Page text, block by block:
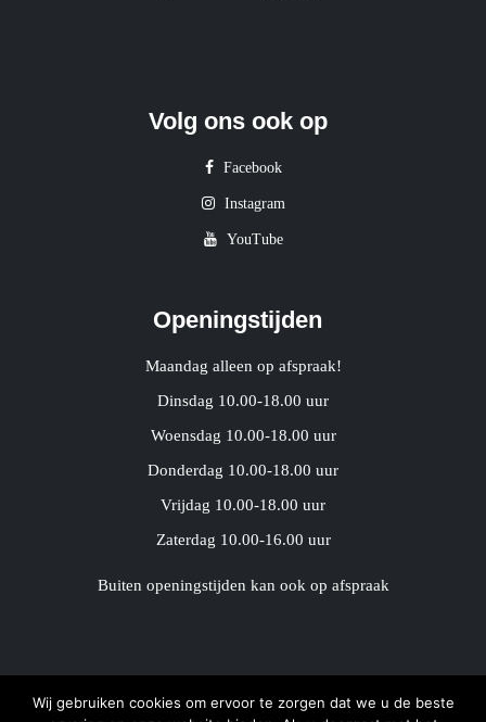
Volg ons ook op
Facebook
Instagram
YouTube
Openingstijden
Maandag alleen op afspraak!
Dinsdag 10.00-18.00 uur
Woensdag 10.00-18.00 uur
Donderdag 10.00-18.00 uur
Vrijdag 10.00-18.00 uur
Zaterdag 10.00-16.00 uur
Buiten openingstijden kan ook op afspraak
Wij gebruiken cookies om ervoor te zorgen dat we u de beste